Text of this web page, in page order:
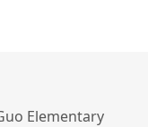
Elementary